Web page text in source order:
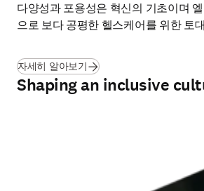
다양성과 포용성은 혁신의 기초이며
으로 보다 공평한 헬스케어를 위한 토
자세히 알아보기(새 탭/창에서 열기
Shaping an inclusive